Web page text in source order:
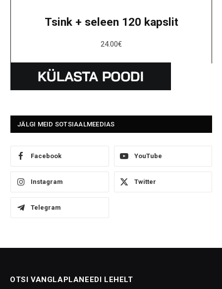
Tsink + seleen 120 kapslit
24.00€
JÄLGI MEID SOTSIAALMEEDIAS
Facebook YouTube
Instagram Twitter
Telegram
OTSI VANGLAPLANEEDI LEHELT